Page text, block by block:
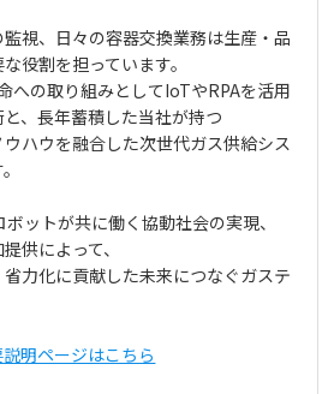
視、日々の容器交換業務は生産・品
役割を担っています。
への取り組みとしてIoTやRPAを活用
、長年蓄積した当社が持つ
ハウを融合した次世代ガス供給シス
ットが共に働く協動社会の実現、
供によって、
力化に貢献した未来につなぐガステ
明ページはこちら